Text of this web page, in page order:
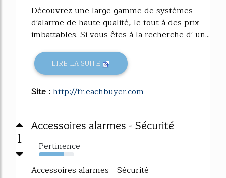
Découvrez une large gamme de systèmes
d'alarme de haute qualité, le tout à des prix
imbattables. Si vous êtes à la recherche d' un...
LIRE LA SUITE
Site :http://fr.eachbuyer.com
1
Accessoires alarmes - Sécurité
Pertinence
72%
Accessoires alarmes - Sécurité